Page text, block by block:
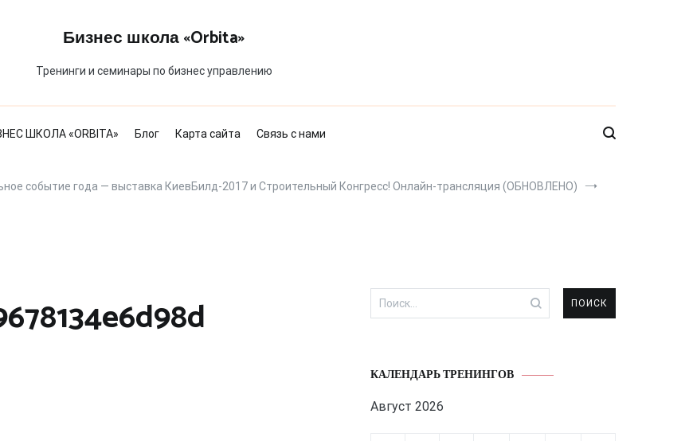
Бизнес школа «Orbita»
Тренинги и семинары по бизнес управлению
ШКОЛА «ORBITA» Блог Карта сайта Связь с нами
событие года — выставка КиевБилд-2017 и Строительный Конгресс! Онлайн-трансляция (ОБНОВЛЕНО)
Найти:
КАЛЕНДАРЬ ТРЕНИНГОВ
Август 2026